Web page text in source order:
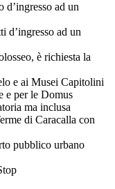
ad un
d’ingresso ad un
è richiesta la
e ai Musei Capitolini
e per le Domus
ma inclusa
di Caracalla con
pubblico urbano